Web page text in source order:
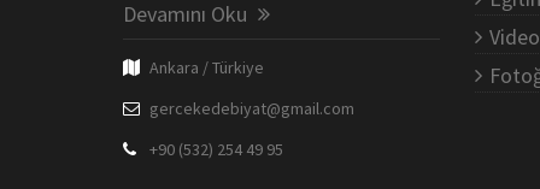
Devamını Oku
Ankara / Türkiye
gercekedebiyat@gmail.com
+90 (532) 254 49 95